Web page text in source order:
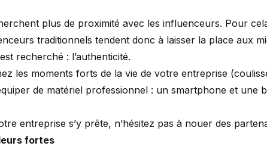
plus de proximité avec les influenceurs. Pour
traditionnels tendent donc à laisser la place aux
recherché : l’authenticité.
les moments forts de la vie de votre entreprise
de matériel professionnel : un smartphone et
entreprise s’y prête, n’hésitez pas à nouer des
fortes